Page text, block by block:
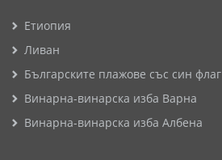
Етиопия
Ливан
Българските плажове със син флаг
Винарна-винарска изба Варна
Винарна-винарска изба Албена